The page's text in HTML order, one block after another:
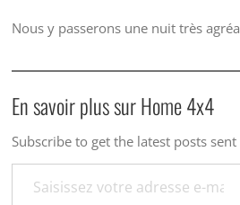
Nous y passerons une nuit très
En savoir plus sur Home 4x4
Subscribe to get the latest posts
Saisissez votre adresse e-mail…